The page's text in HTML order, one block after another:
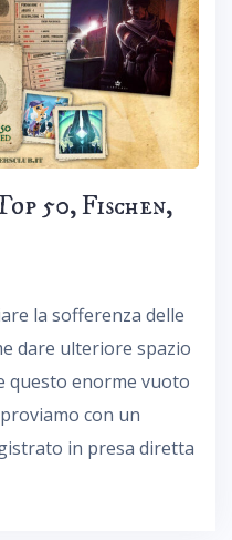
50, Fischen,
la sofferenza delle
dare ulteriore spazio
questo enorme vuoto
con un
in presa diretta